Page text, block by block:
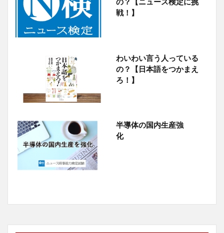
戦！】
わいわい言う人っている
の？【日本語をつかまえ
ろ！】
半導体の国内生産強
化